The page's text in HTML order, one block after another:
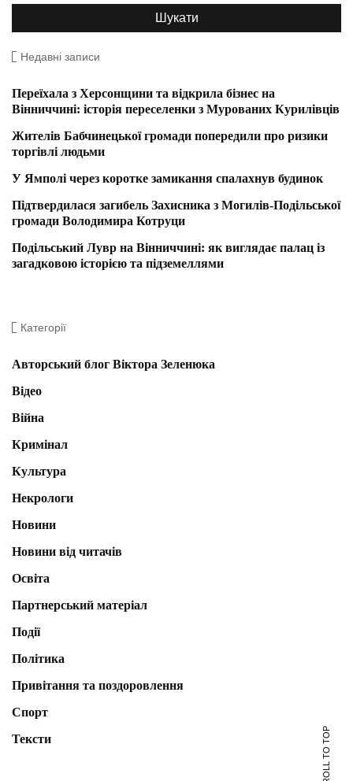
Недавні записи
Переїхала з Херсонщини та відкрила бізнес на
Вінниччині: історія переселенки з Мурованих Курилівців
Жителів Бабчинецької громади попередили про ризики
торгівлі людьми
У Ямполі через коротке замикання спалахнув будинок
Підтвердилася загибель Захисника з Могилів-Подільської
громади Володимира Котруци
Подільський Лувр на Вінниччині: як виглядає палац із
загадковою історією та підземеллями
Категорії
Авторський блог Віктора Зеленюка
Відео
Війна
Кримінал
Культура
Некрологи
Новини
Новини від читачів
Освіта
Партнерський матеріал
Події
Політика
Привітання та поздоровлення
Спорт
Тексти
SCROLL TO TOP